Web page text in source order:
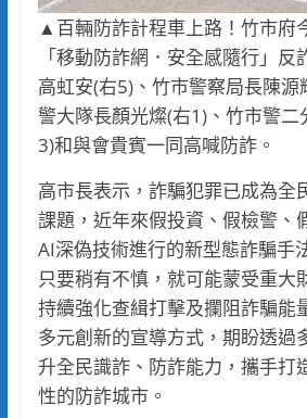
▲百輛防詐計程車上路！竹市府
「移動防詐網．安全感隨行」
高虹安(右5)、竹市警察局長陳源
警大隊長顏光燦(右1)、竹市警二
3)和與會貴賓一同高喊防詐。
高市長表示，詐騙犯罪已成為全
課題，近年來假投資、假檢警、
AI深偽技術進行的新型態詐騙手
只要稍有不慎，就可能蒙受重大
持續強化查緝打擊及攔阻詐騙能
多元創新的宣導方式，期盼透過
升全民識詐、防詐能力，攜手打
性的防詐城市。